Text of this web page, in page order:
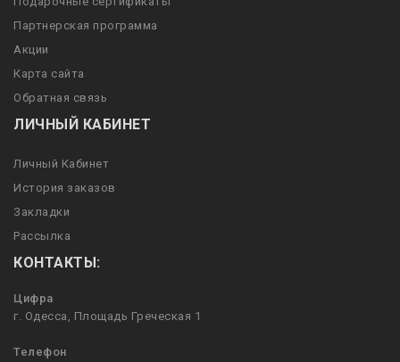
Партнерская программа
Акции
Карта сайта
Обратная связь
ЛИЧНЫЙ КАБИНЕТ
Личный Кабинет
История заказов
Закладки
Рассылка
КОНТАКТЫ:
Цифра
г. Одесса, Площадь Греческая 1
Телефон